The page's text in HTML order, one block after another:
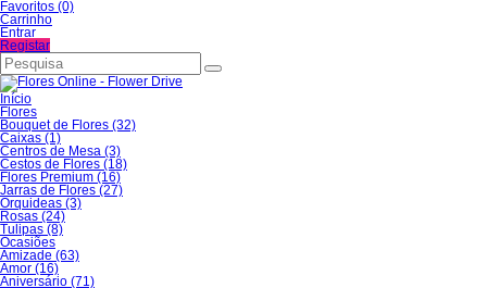
Favoritos (0)
Carrinho
Entrar
Registar
Início
Flores
Bouquet de Flores (32)
Caixas (1)
Centros de Mesa (3)
Cestos de Flores (18)
Flores Premium (16)
Jarras de Flores (27)
Orquideas (3)
Rosas (24)
Tulipas (8)
Ocasiões
Amizade (63)
Amor (16)
Aniversário (71)